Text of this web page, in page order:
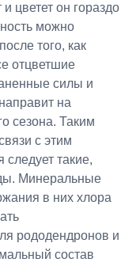
цветет он гораздо
можно
того, как
отцветшие
силы и
на
сезона. Таким
с этим
такие,
Минеральные
в них хлора
рододендронов и
состав